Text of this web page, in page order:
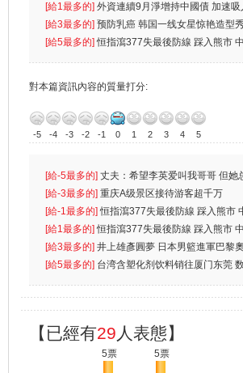
k）”项目
[給1最多的] 外資連續9月淨增持中國債 加速
[給3最多的] 预防乳癌 韩国一线女星惊艳造型
[給5最多的]恒指瀉377失最後防線 踩入熊市
對本篇資訊內容的質量打分:
-5 -4 -3 -2 -1 0 1 2 3 4 5
[給-5最多的] 丈夫：希望李英爱叫我哥哥 但她
先
[給-3最多的] 重庆A级景区接待游客超千万
[給-1最多的]恒指瀉377失最後防線 踩入熊市
無
[給1最多的]恒指瀉377失最後防線 踩入熊市
[給3最多的] 井上雄彥圓夢 日本男籃進軍巴黎
[給5最多的] 台湾含塑化剂饮料销往厦门东莞
【已經有29 人表態】
5票 5票